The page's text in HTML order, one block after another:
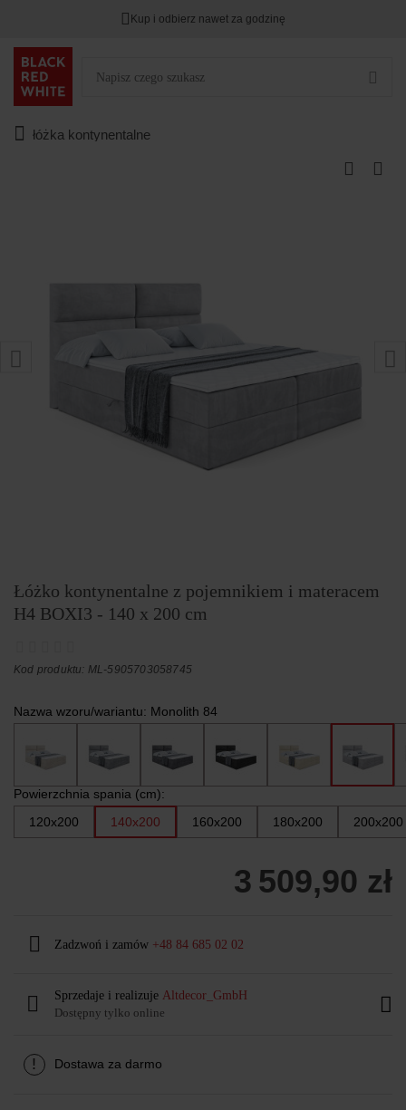
Kup i odbierz nawet za godzinę
łóżka kontynentalne
Łóżko kontynentalne z pojemnikiem i materacem
H4 BOXI3 - 140 x 200 cm
Kod produktu: ML-5905703058745
Nazwa wzoru/wariantu: Monolith 84
Powierzchnia spania (cm):
120x200
140x200 160x200 180x200 200x200
3 509,90 zł
Zadzwoń i zamów +48 84 685 02 02
Sprzedaje i realizuje Altdecor_GmbH
Dostępny tylko online
! Dostawa za darmo